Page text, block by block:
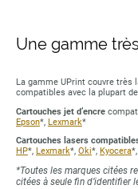
Une gamme
La gamme UPrint couvre très
compatibles avec la plupart
Cartouches jet d’encre
Epson*, Lexmark*
Cartouches lasers
HP*, Lexmark*, Oki*, Kyocera*,
*Toutes les marques citées
citées à seule fin d’identifier